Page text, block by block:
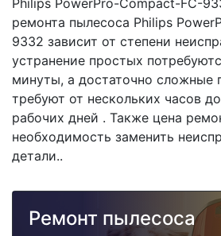
Philips PowerPro-Compact-FC-
ремонта пылесоса Philips
9332 зависит от степени
устранение простых
минуты, а достаточно сложные
требуют от нескольких часов
рабочих дней . Также цена
необходимость заменить
детали..
Ремонт пылесоса